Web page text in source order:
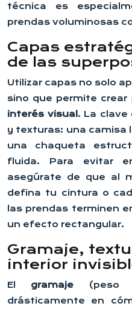
técnica es
prendas voluminosas
Capas
de las
Utilizar capas no solo
sino que permite crear
interés visual . La
y texturas: una camisa
una chaqueta
fluida. Para evitar
asegúrate de que al
defina tu cintura o
las prendas terminen
un efecto rectangular.
Gramaje,
interior
El gramaje (peso
drásticamente en